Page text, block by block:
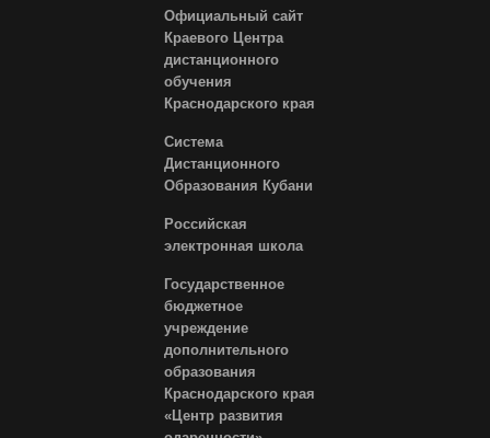
Официальный сайт
Краевого Центра
дистанционного
обучения
Краснодарского края
Система
Дистанционного
Образования Кубани
Российская
электронная школа
Государственное
бюджетное
учреждение
дополнительного
образования
Краснодарского края
«Центр развития